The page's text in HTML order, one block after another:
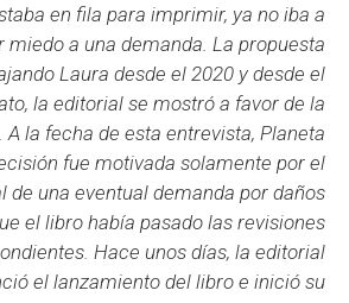
en fila para imprimir, ya no iba a
miedo a una demanda. La propuesta
Laura desde el 2020 y desde el
la editorial se mostró a favor de la
la fecha de esta entrevista, Planeta
fue motivada solamente por el
de una eventual demanda por daños
el libro había pasado las revisiones
Hace unos días, la editorial
el lanzamiento del libro e inició su